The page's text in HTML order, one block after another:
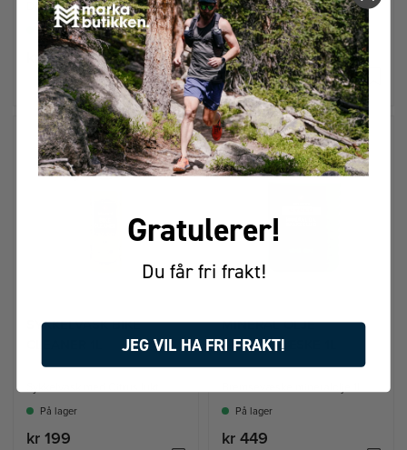
Degreaser for effektiv sykkelrengjøring
På lager
kr 159
Sett med 2 sykkelvask, børste til kasett og kjede, keramisk olje og wipes til bremseskive + mikrofiberklut
På lager
kr 549
SYKKELVASK BIKE
På lager
kr 199
MINERAL OLJE
BREMSEVÆSKE 1L
På lager
kr 449
Gratulerer!
Du får fri frakt!
JEG VIL HA FRI FRAKT!